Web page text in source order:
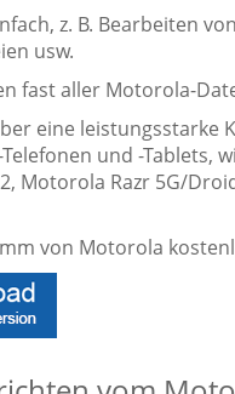
z. B. Bearbeiten
usw.
fast aller Motorola-
eine
und -Tablets,
Motorola Razr 5G/
von Motorola